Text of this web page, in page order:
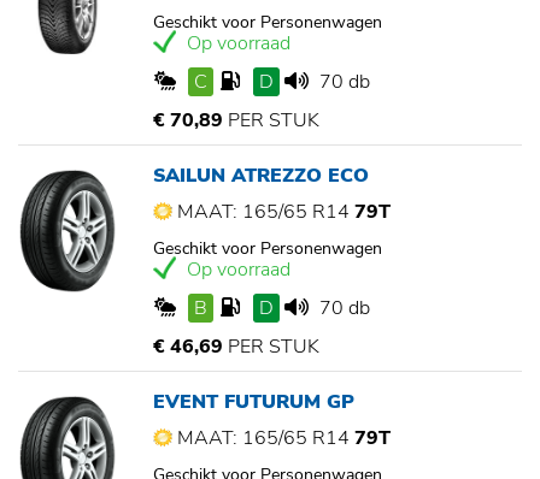
Geschikt voor Personenwagen
Op voorraad
C
D
70 db
€ 70,89 PER STUK
SAILUN ATREZZO ECO
MAAT: 165/65 R14 79T
Geschikt voor Personenwagen
Op voorraad
B
D
70 db
€ 46,69 PER STUK
EVENT FUTURUM GP
MAAT: 165/65 R14 79T